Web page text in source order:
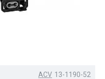
ACV 13-1190-52